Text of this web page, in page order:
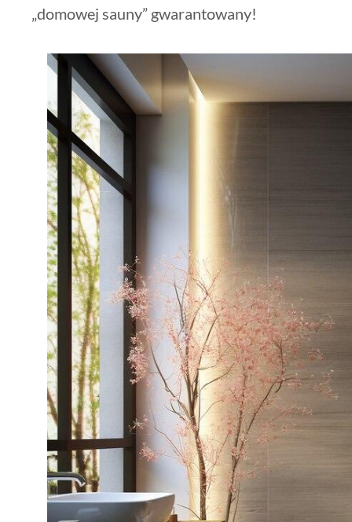
„domowej sauny” gwarantowany!